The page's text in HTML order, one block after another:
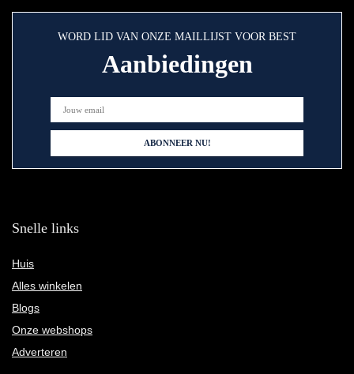
WORD LID VAN ONZE MAILLIJST VOOR BEST
Aanbiedingen
Snelle links
Huis
Alles winkelen
Blogs
Onze webshops
Adverteren